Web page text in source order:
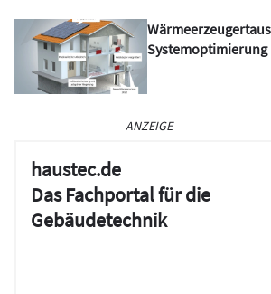
System­opti­mie­rung
ANZEIGE
haustec.de
Das Fachportal für die
Gebäudetechnik